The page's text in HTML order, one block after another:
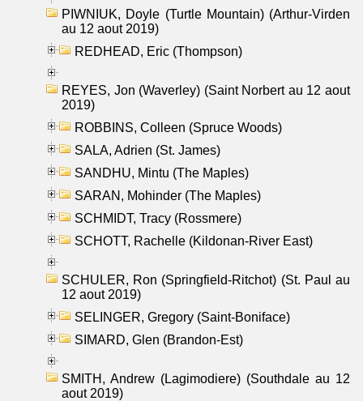
PIWNIUK, Doyle (Turtle Mountain) (Arthur-Virden
au 12 aout 2019)
REDHEAD, Eric (Thompson)
REYES, Jon (Waverley) (Saint Norbert au 12 aout
2019)
ROBBINS, Colleen (Spruce Woods)
SALA, Adrien (St. James)
SANDHU, Mintu (The Maples)
SARAN, Mohinder (The Maples)
SCHMIDT, Tracy (Rossmere)
SCHOTT, Rachelle (Kildonan-River East)
SCHULER, Ron (Springfield-Ritchot) (St. Paul au
12 aout 2019)
SELINGER, Gregory (Saint-Boniface)
SIMARD, Glen (Brandon-Est)
SMITH, Andrew (Lagimodiere) (Southdale au 12
aout 2019)